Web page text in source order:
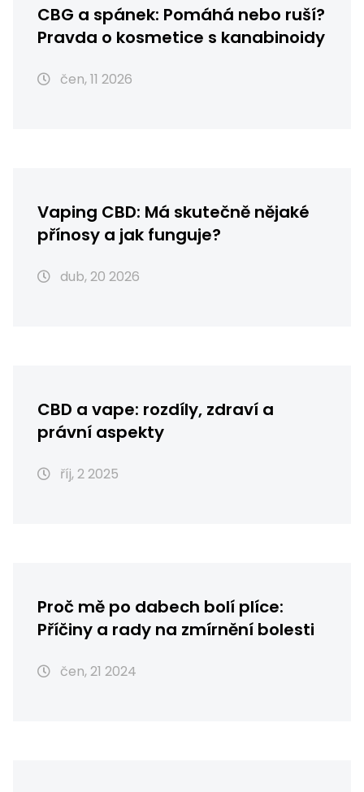
CBG a spánek: Pomáhá nebo ruší?
Pravda o kosmetice s kanabinoidy
čen, 11 2026
Vaping CBD: Má skutečně nějaké
přínosy a jak funguje?
dub, 20 2026
CBD a vape: rozdíly, zdraví a
právní aspekty
říj, 2 2025
Proč mě po dabech bolí plíce:
Příčiny a rady na zmírnění bolesti
čen, 21 2024